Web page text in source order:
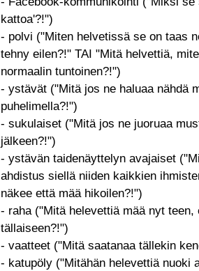
kattoa'?!")
- polvi ("Miten helvetissä se on taas
tehny eilen?!" TAI "Mitä helvettiä,
normaalin tuntoinen?!")
- ystävät ("Mitä jos ne haluaa nähdä
puhelimella?!")
- sukulaiset ("Mitä jos ne juoruaa
jälkeen?!")
- ystävän taidenäyttelyn avajaiset
ahdistus siellä niiden kaikkien
näkee että mää hikoilen?!")
- raha ("Mitä helevettiä mää nyt teen,
tällaiseen?!")
- vaatteet ("Mitä saatanaa tällekin
- katupöly ("Mitähän helevettiä nuoki